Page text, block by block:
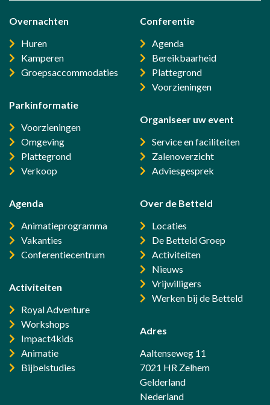
Overnachten
Huren
Kamperen
Groepsaccommodaties
Parkinformatie
Voorzieningen
Omgeving
Plattegrond
Verkoop
Agenda
Animatieprogramma
Vakanties
Conferentiecentrum
Activiteiten
Royal Adventure
Workshops
Impact4kids
Animatie
Bijbelstudies
Conferentie
Agenda
Bereikbaarheid
Plattegrond
Voorzieningen
Organiseer uw event
Service en faciliteiten
Zalenoverzicht
Adviesgesprek
Over de Betteld
Locaties
De Betteld Groep
Activiteiten
Nieuws
Vrijwilligers
Werken bij de Betteld
Adres
Aaltenseweg 11
7021 HR Zelhem
Gelderland
Nederland